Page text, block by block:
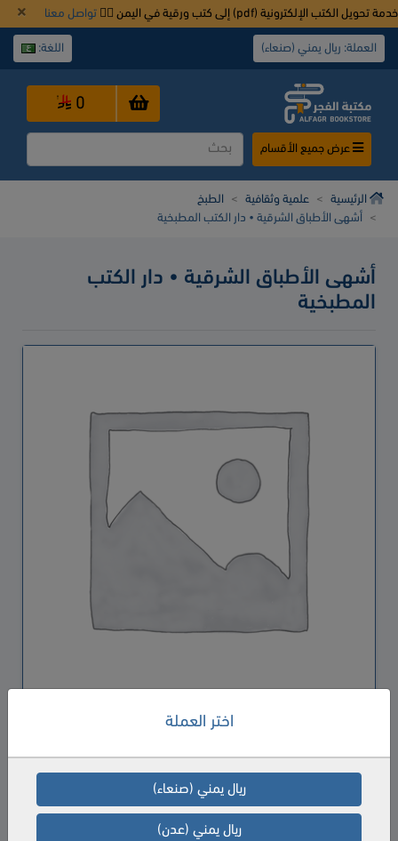
اختر العملة
ريال يمني (صنعاء)
ريال يمني (عدن)
خدمة تحويل الكتب الإلكترونية (pdf) إلى كتب ورقية في اليمن 👈🏿 تواصل معنا
العملة: ريال يمني (صنعاء) اللغة:
عرض جميع الأقسام
0
الرئيسية علمية وثقافية
الطبخ
أشهى الأطباق الشرقية • دار الكتب المطبخية
أشهى الأطباق الشرقية • دار الكتب
المطبخية
الكمية